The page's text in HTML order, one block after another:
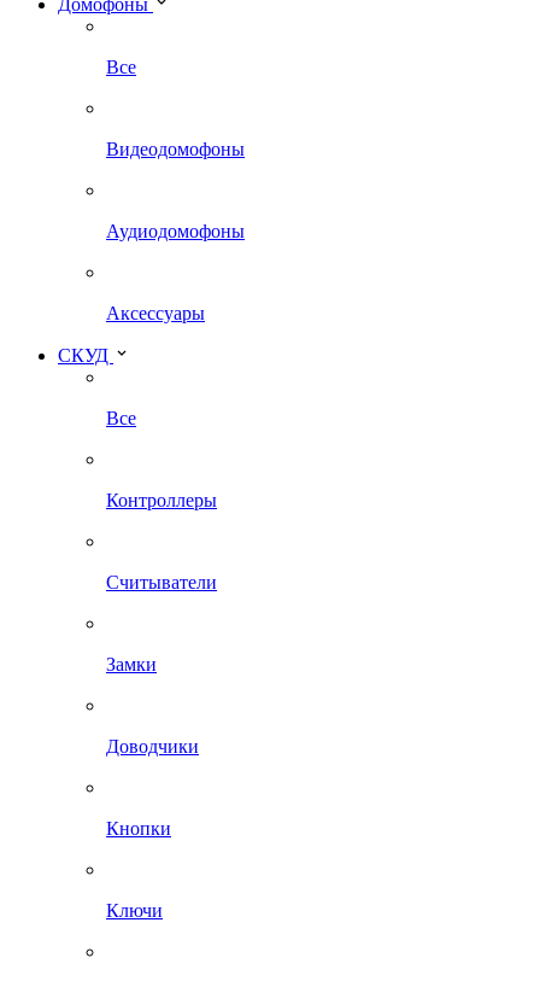
Домофоны
Все
Видеодомофоны
Аудиодомофоны
Аксессуары
СКУД
Все
Контроллеры
Считыватели
Замки
Доводчики
Кнопки
Ключи